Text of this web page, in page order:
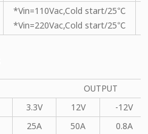
*Vin=110Vac,Cold start/25℃
*Vin=220Vac,Cold start/25℃
OUTPUT
3.3V 12V
-12V
25A 50A
0.8A